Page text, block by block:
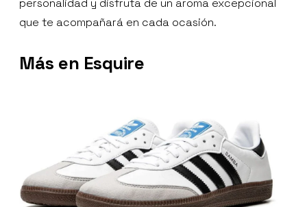
personalidad y disfruta de un aroma excepcional
que te acompañará en cada ocasión.
Más en Esquire